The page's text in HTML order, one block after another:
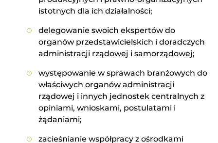
istotnych dla ich działalności;
delegowanie swoich ekspertów do
organów przedstawicielskich i doradczych
administracji rządowej i samorządowej;
występowanie w sprawach branżowych do
właściwych organów administracji
rządowej i innych jednostek centralnych z
opiniami, wnioskami, postulatami i
żądaniami;
zacieśnianie współpracy z ośrodkami